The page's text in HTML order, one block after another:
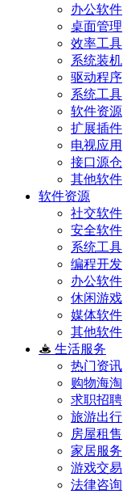
办公软件
桌面管理
效率工具
系统装机
驱动程序
系统工具
软件资源
扩展插件
电视应用
接口源仓
其他软件
软件资源
社交软件
安全软件
系统工具
编程开发
办公软件
休闲游戏
媒体软件
其他软件
生活服务
热门资讯
购物海淘
求职招聘
旅游出行
房屋租售
家居服务
游戏交易
法律咨询